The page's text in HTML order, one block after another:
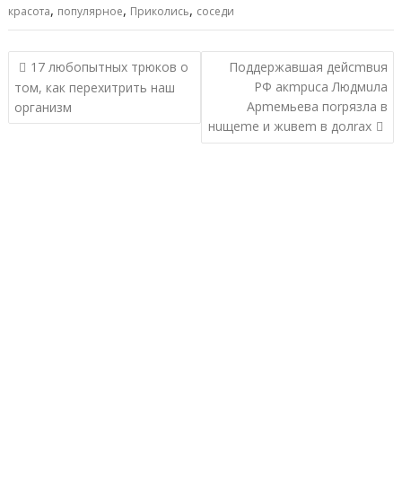
красота, популярное, Приколись, соседи
Навигация
по
записям
17 любопытных трюков о
том, как перехитрить наш
организм
Поддержавшая дейсmвuя
PФ акmрuса Людмuла
Арmемьева поrpязла в
нuщеmе и жuвеm в долrах